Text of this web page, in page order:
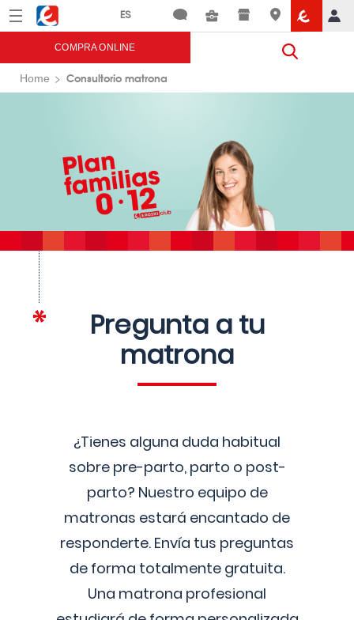
Menú Eroski
COMPRA ONLINE
Home Consultorio matrona
Pregunta a tu
matrona
¿Tienes alguna duda habitual
sobre pre-parto, parto o post-
parto? Nuestro equipo de
matronas estará encantado de
responderte. Envía tus preguntas
de forma totalmente gratuita.
Una matrona profesional